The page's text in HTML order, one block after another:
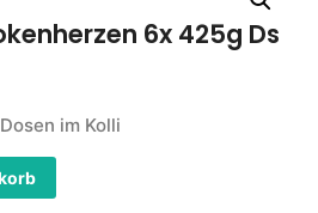
6x 425g Ds
im Kolli